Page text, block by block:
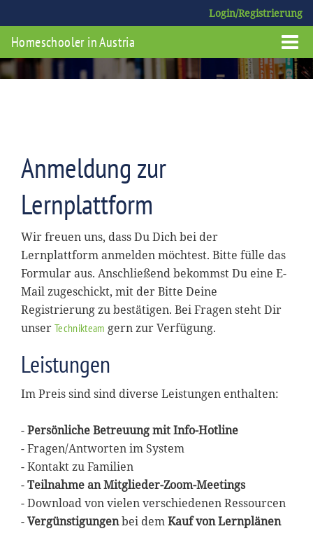
Login/Registrierung
Homeschooler in Austria
Anmeldung zur
Lernplattform
Wir freuen uns, dass Du Dich bei der
Lernplattform anmelden möchtest. Bitte fülle das
Formular aus. Anschließend bekommst Du eine E-
Mail zugeschickt, mit der Bitte Deine
Registrierung zu bestätigen. Bei Fragen steht Dir
unser Technikteam gern zur Verfügung.
Leistungen
Im Preis sind sind diverse Leistungen enthalten:
-Persönliche Betreuung mit Info-Hotline
- Fragen/Antworten im System
- Kontakt zu Familien
-Teilnahme an Mitglieder-Zoom-Meetings
- Download von vielen verschiedenen Ressourcen
-Vergünstigungenbei demKauf von Lernplänen